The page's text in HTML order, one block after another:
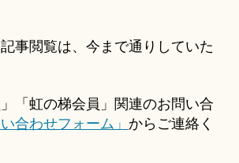
事閲覧は、今まで通りしていた
」「虹の梯会員」関連のお問い合
い合わせフォーム」 からご連絡く